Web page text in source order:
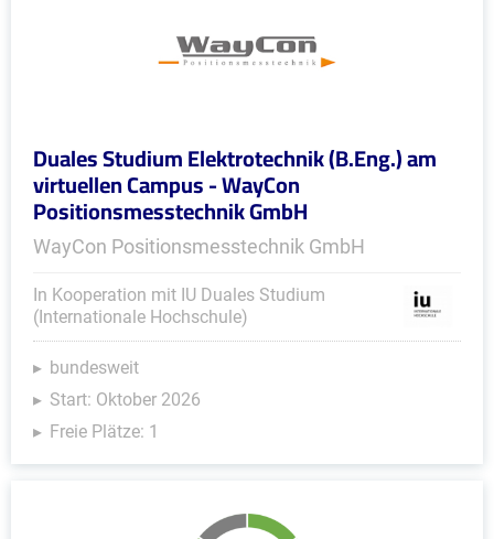
Duales Studium Elektrotechnik (B.Eng.) am
virtuellen Campus - WayCon
Positionsmesstechnik GmbH
WayCon Positionsmesstechnik GmbH
In Kooperation mit IU Duales Studium
(Internationale Hochschule)
bundesweit
Start: Oktober 2026
Freie Plätze: 1